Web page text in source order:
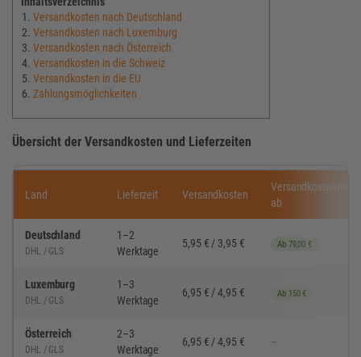
Versandkosten nach Deutschland
Versandkosten nach Luxemburg
Versandkosten nach Österreich
Versandkosten in die Schweiz
Versandkosten in die EU
Zahlungsmöglichkeiten
Übersicht der Versandkosten und Lieferzeiten
Land Lieferzeit Versandkosten
Versandkostenfrei
ab
Deutschland
DHL / GLS
1–2
Werktage
5,95 € / 3,95 € Ab 79,00 €
Luxemburg
DHL / GLS
1–3
Werktage
6,95 € / 4,95 € Ab 150 €
Österreich
DHL / GLS
2–3
Werktage
6,95 € / 4,95 € –